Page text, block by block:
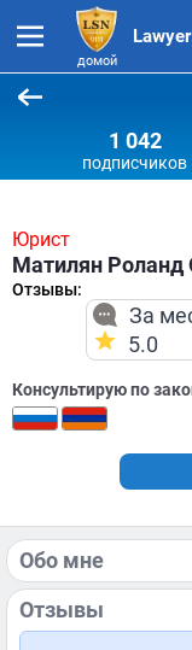
домой
1 042
подписчиков
Юрист
Матилян Роланд
Отзывы:
За
5.0
Консультирую по
Обо мне
Отзывы